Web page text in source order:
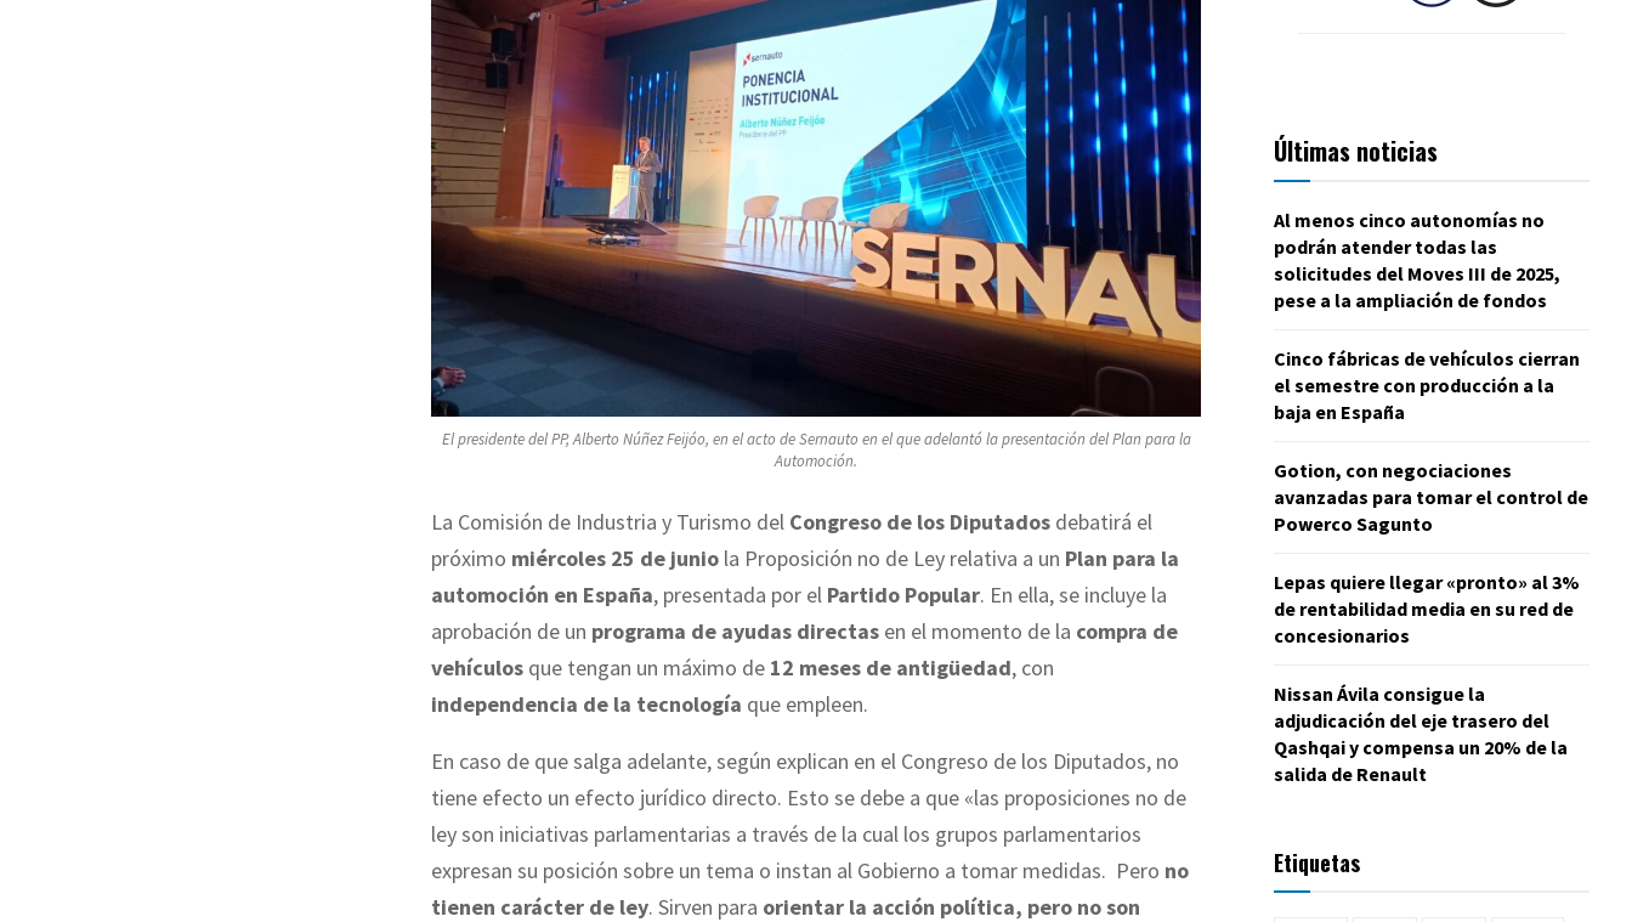
El presidente del PP, Alberto Núñez Feijóo, en el acto de Sernauto en el que adelantó la presentación del Plan para la
Automoción.
La Comisión de Industria y Turismo del Congreso de los Diputados debatirá el
próximo miércoles 25 de junio la Proposición no de Ley relativa a un Plan para la
automoción en España, presentada por el Partido Popular. En ella, se incluye la
aprobación de un programa de ayudas directas en el momento de la compra de
vehículos que tengan un máximo de 12 meses de antigüedad, con
independencia de la tecnología que empleen.
En caso de que salga adelante, según explican en el Congreso de los Diputados, no
tiene efecto un efecto jurídico directo. Esto se debe a que «las proposiciones no de
ley son iniciativas parlamentarias a través de la cual los grupos parlamentarios
expresan su posición sobre un tema o instan al Gobierno a tomar medidas. Pero no
tienen carácter de ley. Sirven para orientar la acción política, pero no son
Últimas noticias
Al menos cinco autonomías no
podrán atender todas las
solicitudes del Moves III de 2025,
pese a la ampliación de fondos
Cinco fábricas de vehículos cierran
el semestre con producción a la
baja en España
Gotion, con negociaciones
avanzadas para tomar el control de
Powerco Sagunto
Lepas quiere llegar «pronto» al 3%
de rentabilidad media en su red de
concesionarios
Nissan Ávila consigue la
adjudicación del eje trasero del
Qashqai y compensa un 20% de la
salida de Renault
Etiquetas